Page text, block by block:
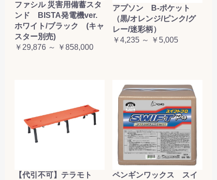
ファシル 災害用備蓄スタ
ンド BISTA発電機ver.
ホワイト/ブラック (キャ
スター別売)
￥29,876 ～ ￥858,000
アプソン B-ポケット
（黒/オレンジ/ピンク/グ
レー/迷彩柄）
￥4,235 ～ ￥5,005
【代引不可】テラモト
ペンギンワックス スイ